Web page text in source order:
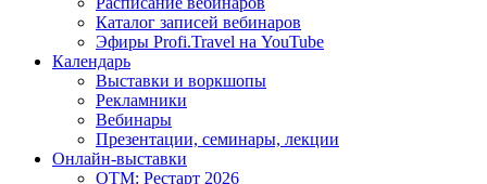
Каталог записей вебинаров
Эфиры Profi.Travel на YouTube
Календарь
Выставки и воркшопы
Рекламники
Вебинары
Презентации, семинары, лекции
Онлайн-выставки
OTM: Рестарт 2026